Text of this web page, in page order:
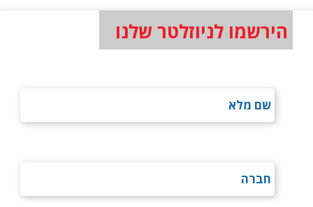
הירשמו לניוזלטר שלנו